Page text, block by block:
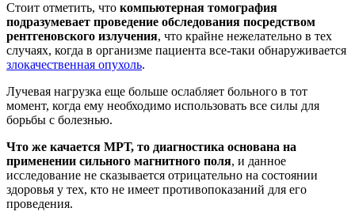
Стоит отметить, что компьютерная томография
подразумевает проведение обследования посредством
рентгеновского излучения, что крайне нежелательно в тех
случаях, когда в организме пациента все-таки обнаруживается
злокачественная опухоль.
Лучевая нагрузка еще больше ослабляет больного в тот
момент, когда ему необходимо использовать все силы для
борьбы с болезнью.
Что же качается МРТ, то диагностика основана на
применении сильного магнитного поля, и данное
исследование не сказывается отрицательно на состоянии
здоровья у тех, кто не имеет противопоказаний для его
проведения.